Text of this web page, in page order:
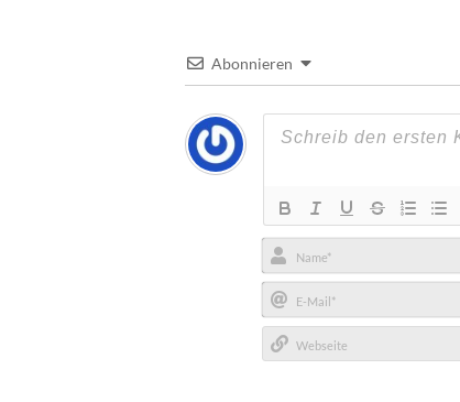
Abonnieren
Name*
E-
Mail*